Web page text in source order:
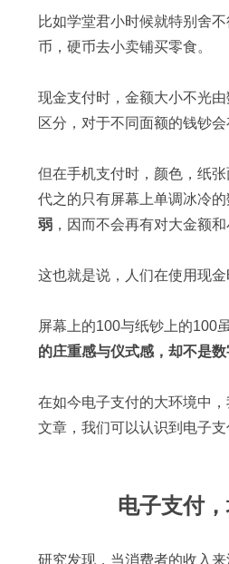
比如学堂君小时候就特别舍
币，硬币去小卖铺买零食。
现金支付时，金额大小不光
区分，对于不同面额的钱钞会
但在手机支付时，颜色，纸
代之的只有屏幕上单调冰冷的
弱 ，因而不会再有对大金额
这也就是说，人们在使用现金
屏幕上的100与纸钞上的100
的庄重感与仪式感，却不是
在如今电子支付的大环境中
文章，我们可以认识到电子
电子支付
研究发现，当消费者的收入